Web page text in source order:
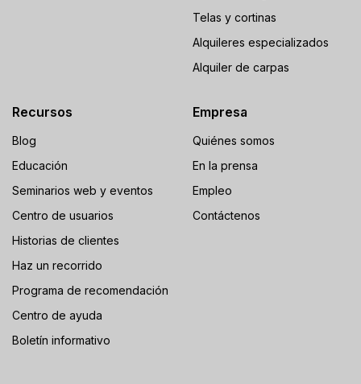
Telas y cortinas
Alquileres especializados
Alquiler de carpas
Recursos
Blog
Educación
Seminarios web y eventos
Centro de usuarios
Historias de clientes
Haz un recorrido
Programa de recomendación
Centro de ayuda
Boletín informativo
Empresa
Quiénes somos
En la prensa
Empleo
Contáctenos